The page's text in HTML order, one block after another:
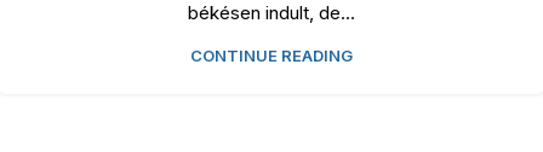
békésen indult, de...
CONTINUE READING